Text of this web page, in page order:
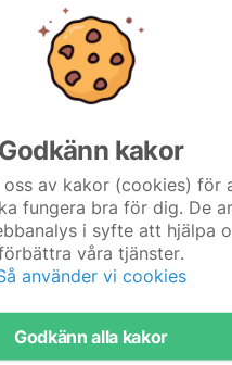
– Vallentuna Svart
Vallentuna Svart
Vallentuna Svart
Vallentuna Svart
Vallentuna Vit
Vallentuna Vit
1 – Vallentuna Vit
Vallentuna Vit
lån på plats.
Godkänn kakor
oss av kakor (cookies) för
fungera bra för dig. De
i syfte att hjälpa
våra tjänster.
använder vi cookies
Godkänn alla kakor